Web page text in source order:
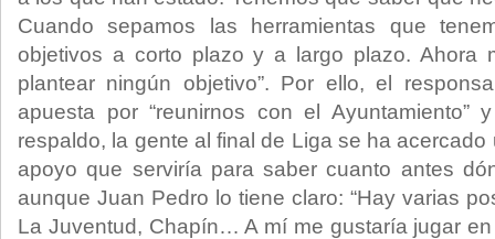
Cuando sepamos las herramientas que
objetivos a corto plazo y a largo plazo. Ahora
plantear ningún objetivo”. Por ello, el
apuesta por “reunirnos con el Ayuntamiento”
respaldo, la gente al final de Liga se ha acercado
apoyo que serviría para saber cuanto antes
aunque Juan Pedro lo tiene claro: “Hay varias
La Juventud, Chapín… A mí me gustaría jugar